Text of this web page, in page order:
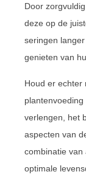
Door
deze op de
seringen
genieten van
Houd er echter
verlengen, het
aspecten van
combinatie van
optimale